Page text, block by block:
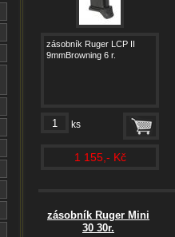
zásobník Ruger LCP II
9mmBrowning 6 r.
ks
1 155,- Kč
zásobník Ruger Mini
30 30r.